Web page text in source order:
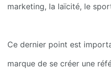
marketing, la laïcité, le
Ce dernier point est
marque de se créer une